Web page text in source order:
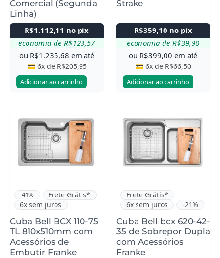
Comercial (Segunda
Linha)
R$1.112,11 no pix
economia de R$123,57
ou R$1.235,68 em até
💳 6x de R$205,95
Adicionar ao carrinho
Strake
R$359,10 no pix
economia de R$39,90
ou R$399,00 em até
💳 6x de R$66,50
Adicionar ao carrinho
-41%
Frete Grátis*
6x sem juros
Cuba Bell BCX 110-75
TL 810x510mm com
Acessórios de
Embutir Franke
produto
tem
várias
variantes.
podem
ser
escolhidas
na
página
Frete Grátis*
6x sem juros
-21%
Cuba Bell bcx 620-42-
35 de Sobrepor Dupla
com Acessórios
Franke
produto
tem
várias
variantes.
podem
ser
escolhidas
na
página